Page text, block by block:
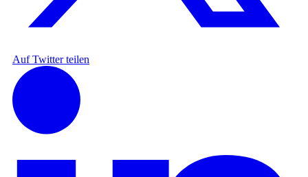
Auf Twitter teilen